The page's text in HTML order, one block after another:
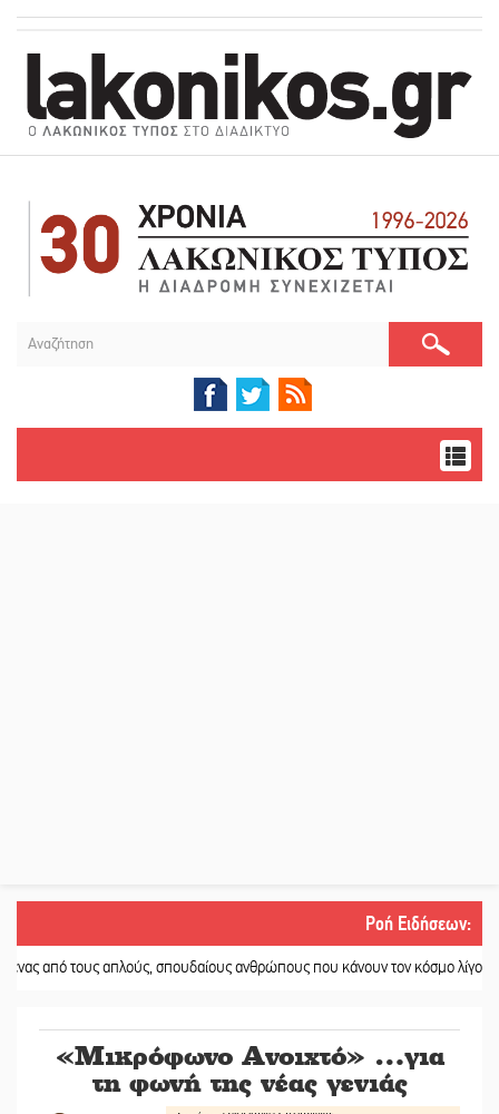
Ροή Ειδήσεων:
σπουδαίους ανθρώπους που κάνουν τον κόσμο λίγο πιο ανθρώπινο»
«Μικρόφωνο Ανοιχτό» …για
τη φωνή της νέας γενιάς